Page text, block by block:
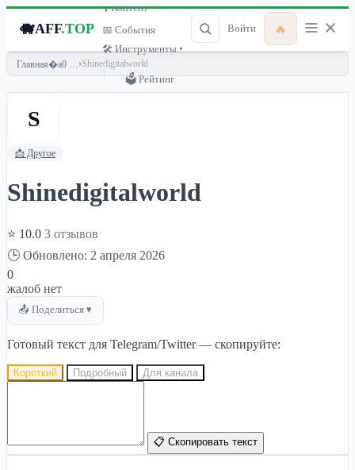
🐗AFF.TOP
🎙 Контент ▾
📅 События
🛠 Инструменты ▾
🗳 Рейтинг
Войти 🔥
Главная ›Shinedigitalworld
S
📩 Другое
Shinedigitalworld
⭐ 10.0 3 отзывов
🕒 Обновлено: 2 апреля 2026
0
жалоб нет
📤 Поделиться ▾
Готовый текст для Telegram/Twitter — скопируйте:
Короткий Подробный Для канала
📋 Скопировать текст